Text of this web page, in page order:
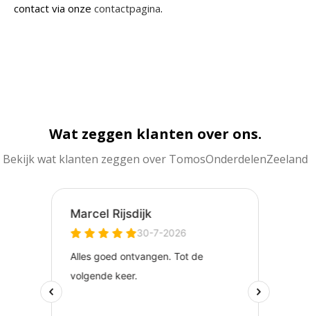
contact via onze contactpagina.
Wat zeggen klanten over ons.
Bekijk wat klanten zeggen over TomosOnderdelenZeeland